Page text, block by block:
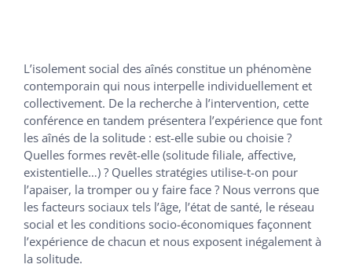
L’isolement social des aînés constitue un phénomène
contemporain qui nous interpelle individuellement et
collectivement. De la recherche à l’intervention, cette
conférence en tandem présentera l’expérience que font
les aînés de la solitude : est-elle subie ou choisie ?
Quelles formes revêt-elle (solitude filiale, affective,
existentielle…) ? Quelles stratégies utilise-t-on pour
l’apaiser, la tromper ou y faire face ? Nous verrons que
les facteurs sociaux tels l’âge, l’état de santé, le réseau
social et les conditions socio-économiques façonnent
l’expérience de chacun et nous exposent inégalement à
la solitude.